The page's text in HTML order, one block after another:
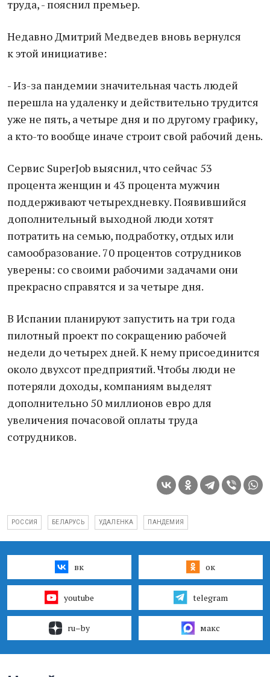
труда, - пояснил премьер.
Недавно Дмитрий Медведев вновь вернулся
к этой инициативе:
- Из-за пандемии значительная часть людей
перешла на удаленку и действительно трудится
уже не пять, а четыре дня и по другому графику,
а кто-то вообще иначе строит свой рабочий день.
Сервис SuperJob выяснил, что сейчас 53
процента женщин и 43 процента мужчин
поддерживают четырехдневку. Появившийся
дополнительный выходной люди хотят
потратить на семью, подработку, отдых или
самообразование. 70 процентов сотрудников
уверены: со своими рабочими задачами они
прекрасно справятся и за четыре дня.
В Испании планируют запустить на три года
пилотный проект по сокращению рабочей
недели до четырех дней. К нему присоединится
около двухсот предприятий. Чтобы люди не
потеряли доходы, компаниям выделят
дополнительно 50 миллионов евро для
увеличения почасовой оплаты труда
сотрудников.
РОССИЯ БЕЛАРУСЬ УДАЛЕНКА ПАНДЕМИЯ
вк ок
youtube telegram
ru–by макс